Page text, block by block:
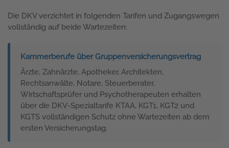
Die DKV verzichtet in folgenden Tarifen und Zugangswegen
vollständig auf beide Wartezeiten:
Kammerberufe über Gruppenversicherungsvertrag
Ärzte, Zahnärzte, Apotheker, Architekten,
Rechtsanwälte, Notare, Steuerberater,
Wirtschaftsprüfer und Psychotherapeuten erhalten
über die DKV-Spezialtarife KTAA, KGT1, KGT2 und
KGTS vollständigen Schutz ohne Wartezeiten ab dem
ersten Versicherungstag.